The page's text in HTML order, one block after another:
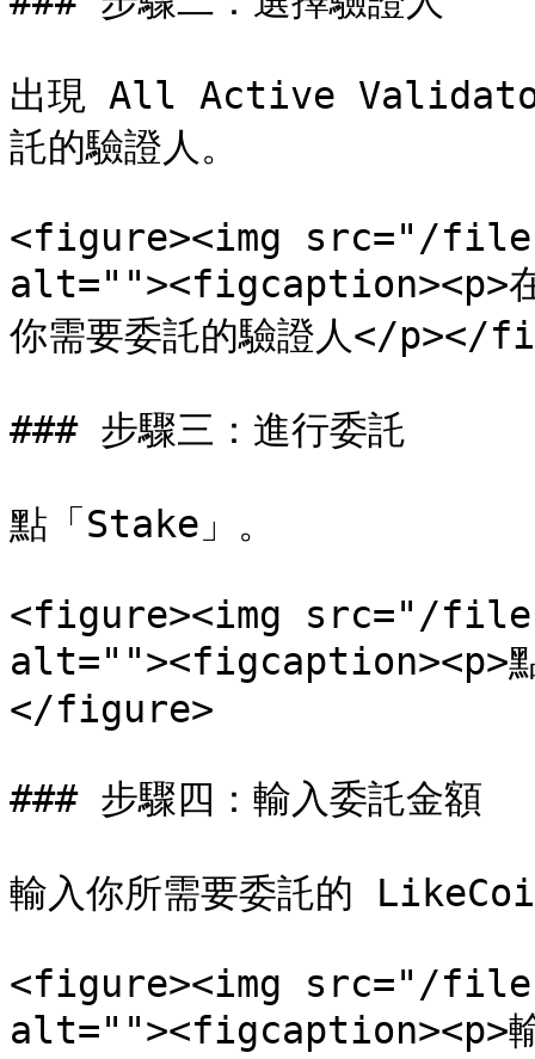
出現 All Active Validators
託的驗證人。
<figure><img src="/files/
你需要委託的驗證人</
### 步驟三：進行委託
點「Stake」。
<figure><img src="/files/
alt=""><figcaption><p>
</figure>
### 步驟四：輸入委託金額
輸入你所需要委託的
<figure><img src="/files/
alt=""><figcaption><p>輸